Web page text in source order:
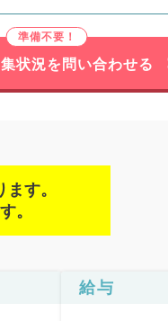
状況を問い合わせる
す。
。
給与